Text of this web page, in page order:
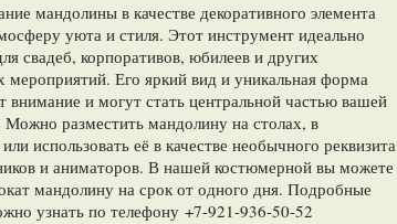
мандолины в качестве декоративного элемента
уюта и стиля. Этот инструмент идеально
свадеб, корпоративов, юбилеев и других
мероприятий. Его яркий вид и уникальная форма
внимание и могут стать центральной частью вашей
Можно разместить мандолину на столах, в
использовать её в качестве необычного реквизита
и аниматоров. В нашей костюмерной вы можете
мандолину на срок от одного дня. Подробные
узнать по телефону +7-921-936-50-52